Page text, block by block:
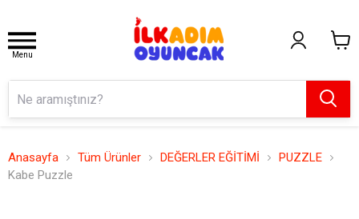
Menu
Anasayfa Tüm Ürünler DEĞERLER EĞİTİMİ
PUZZLE
Kabe Puzzle